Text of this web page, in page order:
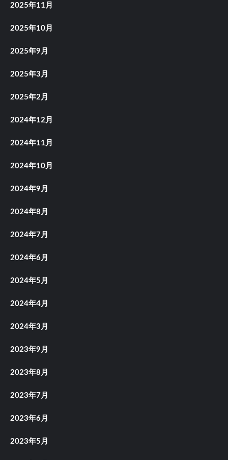
2025年11月
2025年10月
2025年9月
2025年3月
2025年2月
2024年12月
2024年11月
2024年10月
2024年9月
2024年8月
2024年7月
2024年6月
2024年5月
2024年4月
2024年3月
2023年9月
2023年8月
2023年7月
2023年6月
2023年5月